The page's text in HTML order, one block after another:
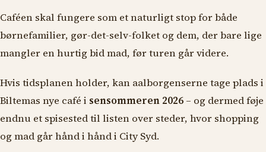
Caféen skal fungere som et naturligt stop for både
børnefamilier, gør-det-selv-folket og dem, der bare lige
mangler en hurtig bid mad, før turen går videre.
Hvis tidsplanen holder, kan aalborgenserne tage plads i
Biltemas nye café i sensommeren 2026 – og dermed føje
endnu et spisested til listen over steder, hvor shopping
og mad går hånd i hånd i City Syd.